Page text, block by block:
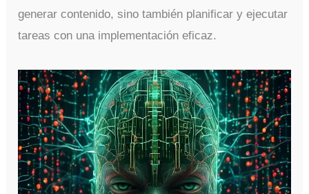
generar contenido, sino también planificar y ejecutar
tareas con una implementación eficaz.